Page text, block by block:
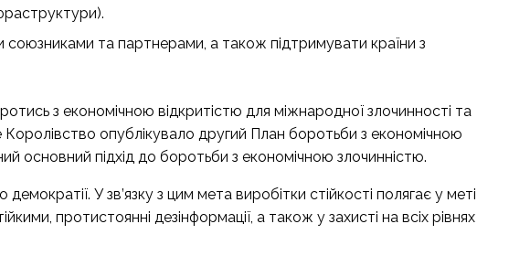
союзниками та партнерами, а також підтримувати країни з
з економічною відкритістю для міжнародної злочинності та
опублікувало другий План боротьби з економічною
основний підхід до боротьби з економічною злочинністю.
У зв’язку з цим мета виробітки стійкості полягає у меті
протистоянні дезінформації, а також у захисті на всіх рівнях